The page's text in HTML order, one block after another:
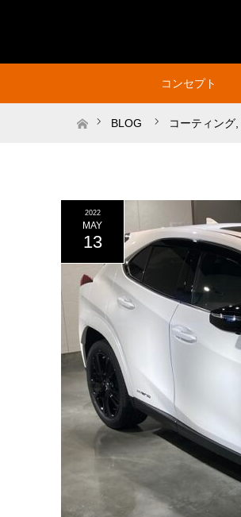
コンセプト
ホームBLOG コーティング
2022
MAY
13